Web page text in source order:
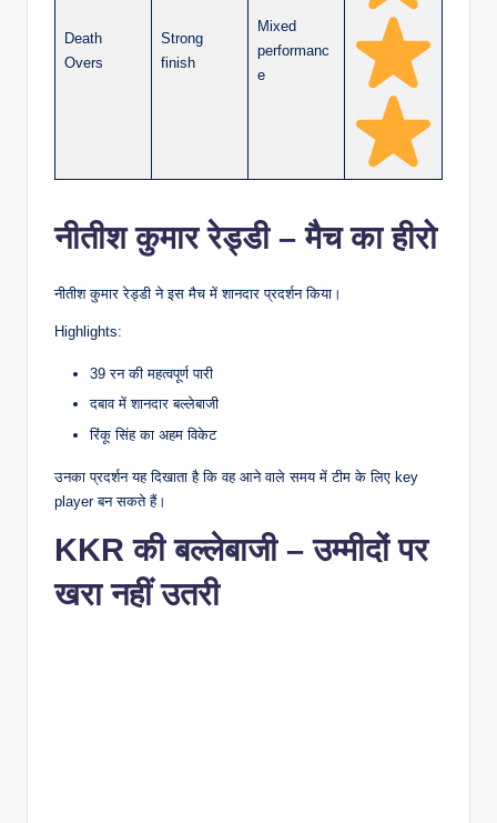
Death
Overs
Strong
finish
Mixed
performanc
e
नीतीश कुमार रेड्डी – मैच का हीरो
नीतीश कुमार रेड्डी ने इस मैच में शानदार प्रदर्शन किया।
Highlights:
39 रन की महत्वपूर्ण पारी
दबाव में शानदार बल्लेबाजी
रिंकू सिंह का अहम विकेट
उनका प्रदर्शन यह दिखाता है कि वह आने वाले समय में टीम के लिए key
player बन सकते हैं।
KKR की बल्लेबाजी – उम्मीदों पर
खरा नहीं उतरी